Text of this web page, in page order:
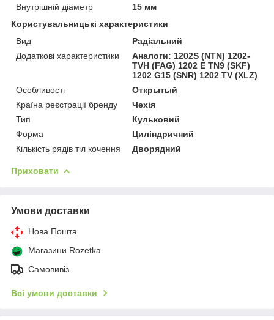
Внутрішній діаметр
15 мм
Користувальницькі характеристики
Вид
Радіальний
Додаткові характеристики
Аналоги: 1202S (NTN) 1202-
TVH (FAG) 1202 E TN9 (SKF)
1202 G15 (SNR) 1202 TV (XLZ)
Особливості
Открытый
Країна реєстрації бренду
Чехія
Тип
Кульковий
Форма
Циліндричний
Кількість рядів тіл кочення
Дворядний
Приховати
Умови доставки
Нова Пошта
Магазини Rozetka
Самовивіз
Всі умови доставки